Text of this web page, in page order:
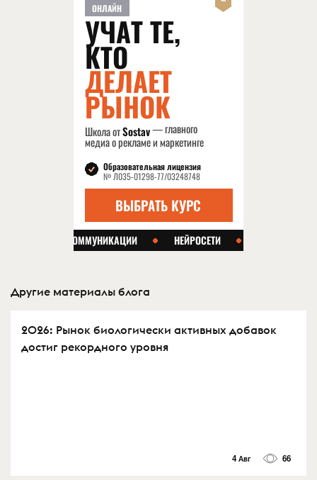
Другие материалы блога
2026: Рынок биологически активных добавок
достиг рекордного уровня
4 Авг 66